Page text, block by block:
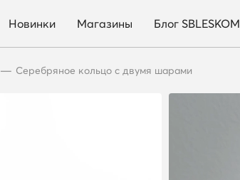
Новинки Магазины Блог SBLESKOM
— Серебряное кольцо с двумя шарами